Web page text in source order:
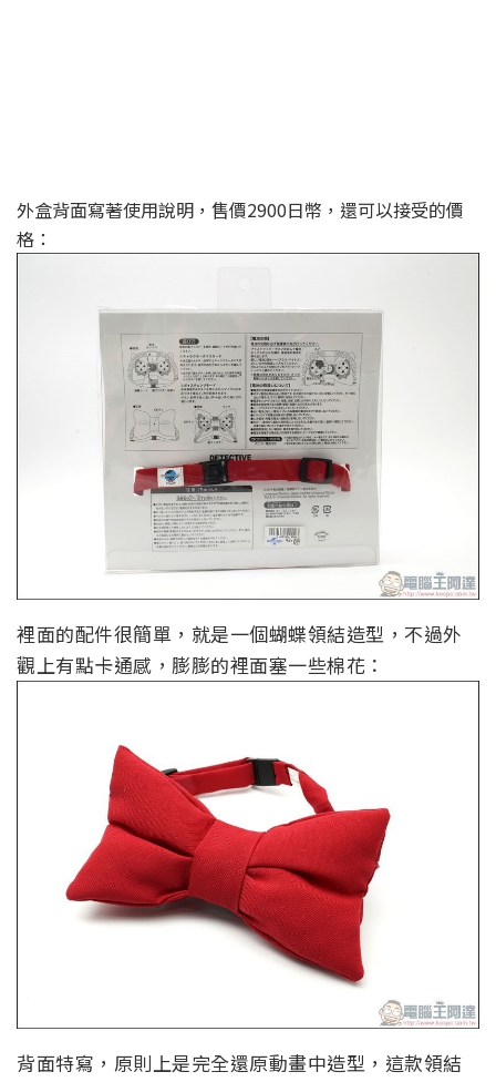
外盒背面寫著使用說明，售價2900日幣，還可以接受的價
格：
裡面的配件很簡單，就是一個蝴蝶領結造型，不過外
觀上有點卡通感，膨膨的裡面塞一些棉花：
背面特寫，原則上是完全還原動畫中造型，這款領結